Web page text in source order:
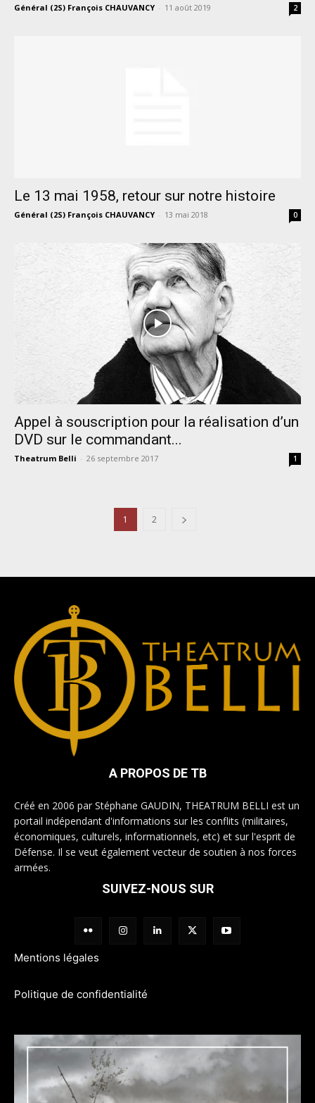
Général (2S) François CHAUVANCY - 11 août 2019 2
Le 13 mai 1958, retour sur notre histoire
Général (2S) François CHAUVANCY - 13 mai 2018 0
Appel à souscription pour la réalisation d’un
DVD sur le commandant...
Theatrum Belli - 26 septembre 2017 1
1 2
A PROPOS DE TB
Créé en 2006 par Stéphane GAUDIN, THEATRUM BELLI est un
portail indépendant d'informations sur les conflits (militaires,
économiques, culturels, informationnels, etc) et sur l'esprit de
Défense. Il se veut également vecteur de soutien à nos forces
armées.
SUIVEZ-NOUS SUR
Mentions légales
Politique de confidentialité